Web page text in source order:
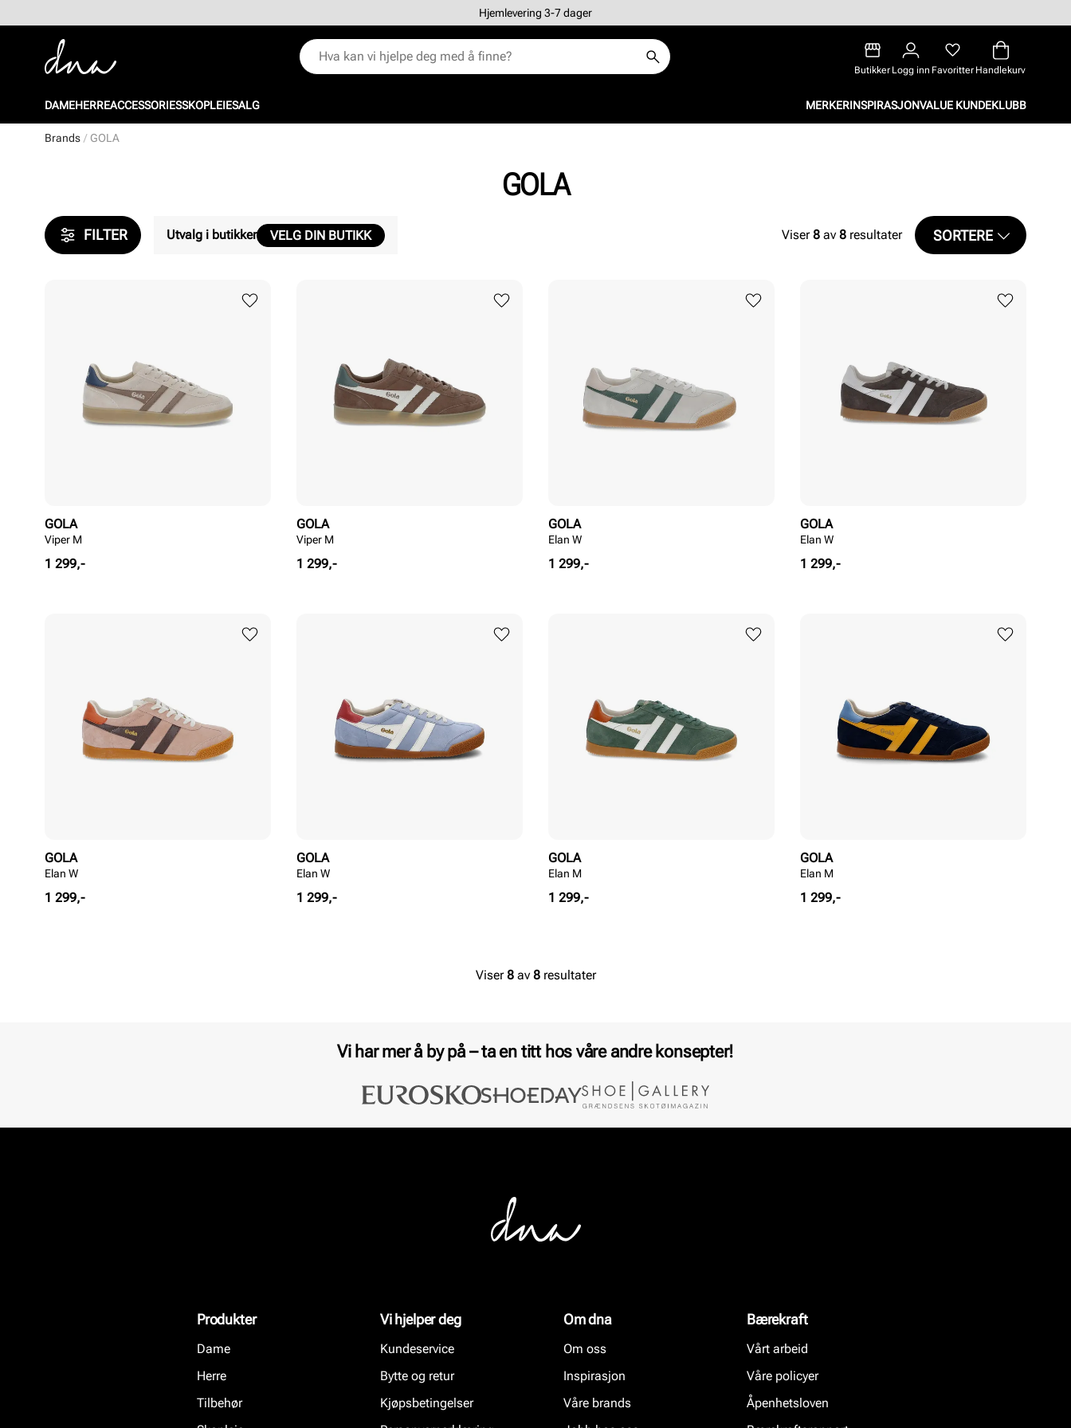
Hjemlevering 3-7 dager
Butikker Logg inn Favoritter Handlekurv
DAMEHERREACCESSORIESSKOPLEIESALG MERKERINSPIRASJONVALUE KUNDEKLUBB
Brands GOLA
GOLA
FILTER Utvalg i butikker VELG DIN BUTIKK Viser8 av 8 resultater SORTERE
GOLA
Viper M
Pris
1 299,-
GOLA
Viper M
Pris
1 299,-
GOLA
Elan W
Pris
1 299,-
GOLA
Elan W
Pris
1 299,-
GOLA
Elan W
Pris
1 299,-
GOLA
Elan W
Pris
1 299,-
GOLA
Elan M
Pris
1 299,-
GOLA
Elan M
Pris
1 299,-
Viser8av 8resultater
Vi har mer å by på – ta en titt hos våre andre konsepter!
Produkter
Dame
Herre
Tilbehør
Vi hjelper deg
Kundeservice
Bytte og retur
Kjøpsbetingelser
Om dna
Om oss
Inspirasjon
Våre brands
Bærekraft
Vårt arbeid
Våre policyer
Åpenhetsloven